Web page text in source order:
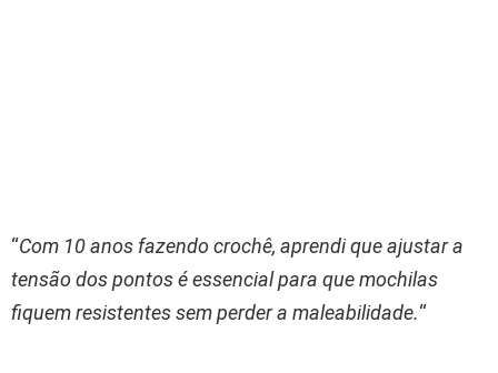
“Com 10 anos fazendo crochê, aprendi que ajustar a
tensão dos pontos é essencial para que mochilas
fiquem resistentes sem perder a maleabilidade.“